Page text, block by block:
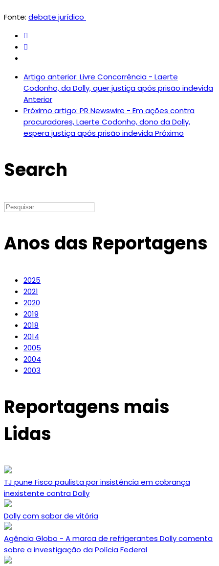
Fonte: debate jurídico
Artigo anterior: Livre Concorrência - Laerte
Codonho, da Dolly, quer justiça após prisão indevida
Anterior
Próximo artigo: PR Newswire - Em ações contra
procuradores, Laerte Codonho, dono da Dolly,
espera justiça após prisão indevidaPróximo
Search
Anos das Reportagens
2025
2021
2020
2019
2018
2014
2005
2004
2003
Reportagens mais
Lidas
TJ pune Fisco paulista por insistência em cobrança
inexistente contra Dolly
Dolly com sabor de vitória
Agência Globo - A marca de refrigerantes Dolly comenta
sobre a investigação da Polícia Federal